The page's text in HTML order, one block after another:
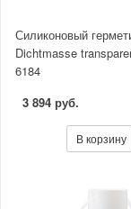
Силиконовый
Dichtmasse
6184
3 894 руб.
В корзину